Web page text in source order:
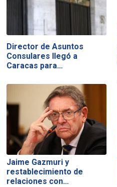
Director de Asuntos
Consulares llegó a
Caracas para…
Jaime Gazmuri y
restablecimiento de
relaciones con…